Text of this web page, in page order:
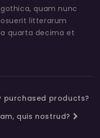
quam nunc
litterarum
quarta decima et
purchased products?
quis nostrud?